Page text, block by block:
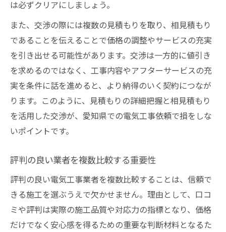
は必ずクリアにしましょう。
また、交渉の際には複数の見積もりを取り、相見積もり
であることを伝えることで価格の調整やサービスの充実
を引き出せる可能性があります。交渉は一方的に値引き
を求めるのではなく、工事内容やアフターサービスの充
実を条件に話を進めると、より納得のいく契約につなが
ります。このように、見積もりの詳細把握と相見積もり
を活用した交渉が、愛知県での電気工事依頼で損をしな
いポイントです。
評判の良い業者を複数比較する重要性
評判の良い電気工事業者を複数比較することは、信頼で
きる施工を選ぶうえで欠かせません。理由として、口コ
ミや評判は実際の施工品質や対応力の指標となり、価格
だけでなく安心感を得るための重要な判断材料となるた